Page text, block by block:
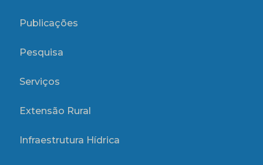
Publicações
Pesquisa
Serviços
Extensão Rural
Infraestrutura Hídrica